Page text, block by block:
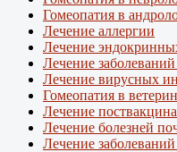
Гомеопатия в
Лечение аллергии
Лечение
Лечение
Лечение вирусных
Гомеопатия в
Лечение
Лечение болезней
Лечение